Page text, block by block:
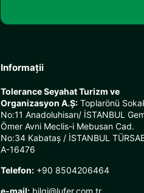
Informații
Tolerance Seyahat Turizm ve
Organizasyon A.Ş: Toplarönü
No:11 Anadoluhisarı/ İSTANBUL
Ömer Avni Meclis-i Mebusan Cad.
No:34 Kabataş / İSTANBUL
A-16476
Telefon: +90 8504206464
e-mail: bilgi@lufer.com.tr